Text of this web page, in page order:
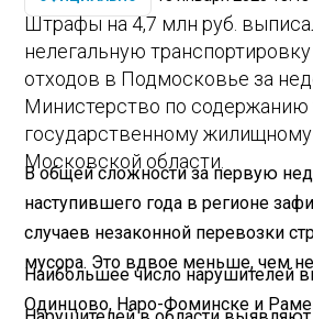
Штрафы на 4,7 млн руб.
нелегальную
отходов в Подмосковье за
Министерство по содержанию
государственному
Московской области.
В общей сложности за первую
наступившего года в регионе
случаев незаконной перевозки
мусора. Это вдвое меньше, чем
Наибольшее число нарушителей
Одинцово, Наро-Фоминске и